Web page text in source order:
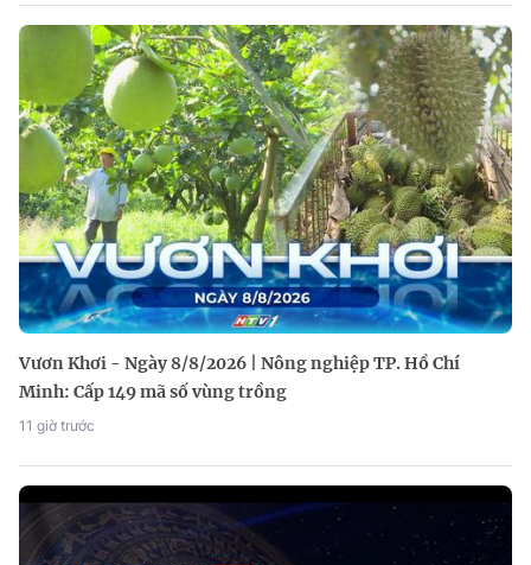
Vươn Khơi - Ngày 8/8/2026 | Nông nghiệp TP. Hồ Chí
Minh: Cấp 149 mã số vùng trồng
11 giờ trước